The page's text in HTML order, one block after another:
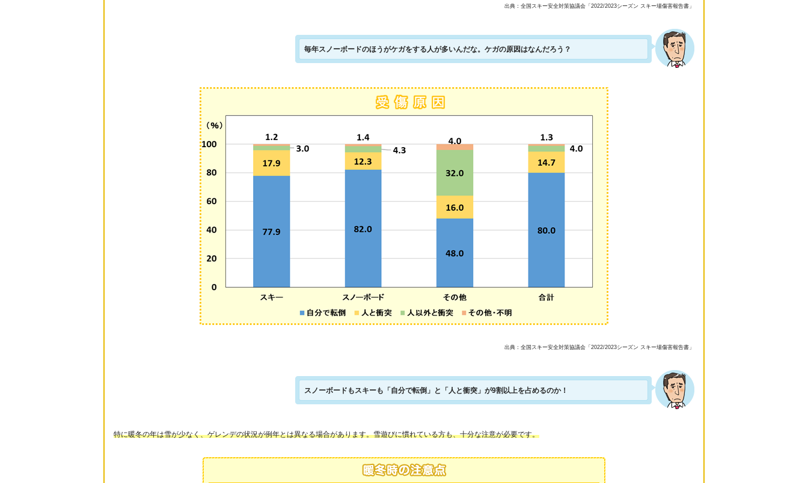
出典：全国スキー安全対策協議会「2022/2023シーズン スキー場傷害報告書」
毎年スノーボードのほうがケガをする人が多いんだな。ケガの原因はなんだろう？
出典：全国スキー安全対策協議会「2022/2023シーズン スキー場傷害報告書」
スノーボードもスキーも「自分で転倒」と「人と衝突」が9割以上を占めるのか！
特に暖冬の年は雪が少なく、ゲレンデの状況が例年とは異なる場合があります。雪遊びに慣れている方も、十分な注意が必要です。